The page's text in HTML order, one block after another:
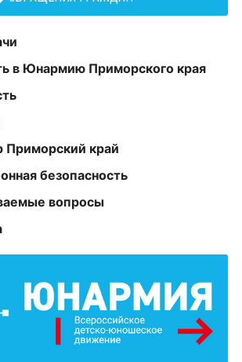
в Юнармию Приморского края
Приморский край
безопасность
вопросы